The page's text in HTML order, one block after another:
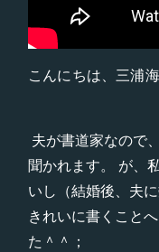
こんにちは、三浦
夫が書道家なので
聞かれます。 が、
いし（結婚後、夫
きれいに書くこと
た＾＾；